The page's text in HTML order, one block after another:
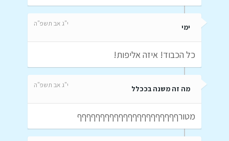
ימי י"ג אב תשפ"ה
כל הכבוד! איזה אליפות!
מה זה משנה בככלל י"ג אב תשפ"ה
מטורףףףףףףףףףףףףףףףףףףףףףף